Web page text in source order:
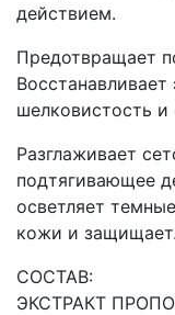
действием.
Предотвращает
Восстанавливает
шелковистость
Разглаживает
подтягивающее
осветляет
кожи и защищает.
СОСТАВ:
ЭКСТРАКТ